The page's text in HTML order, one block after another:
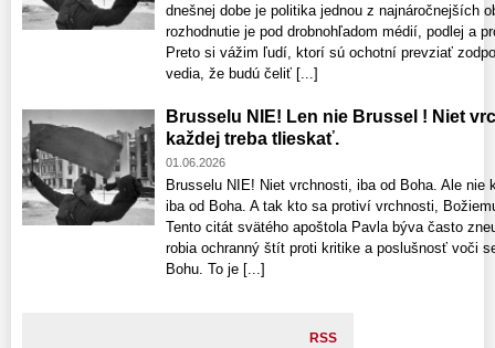
dnešnej dobe je politika jednou z najnáročnejších
rozhodnutie je pod drobnohľadom médií, podlej a
Preto si vážim ľudí, ktorí sú ochotní prevziať
vedia, že budú čeliť [...]
Brusselu NIE! Len nie Brussel ! Niet
každej treba tlieskať.
01.06.2026
Brusselu NIE! Niet vrchnosti, iba od Boha. Ale nie
iba od Boha. A tak kto sa protiví vrchnosti,
Tento citát svätého apoštola Pavla býva často
robia ochranný štít proti kritike a poslušnosť voči
Bohu. To je [...]
RSS